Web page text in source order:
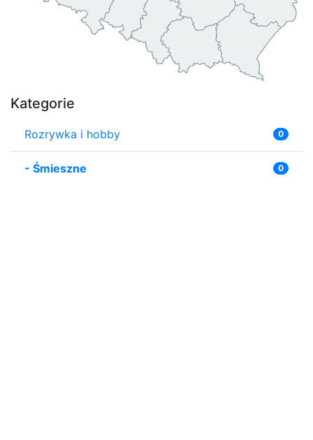
Kategorie
Rozrywka i hobby 0
- Śmieszne 0